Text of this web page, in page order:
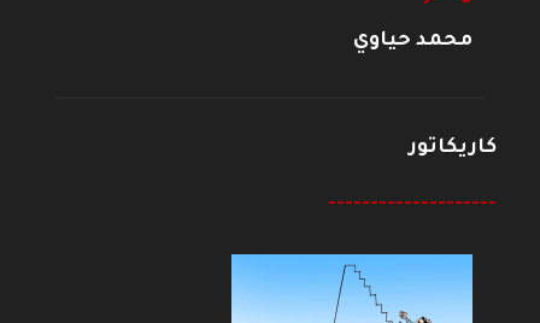
محمد حياوي
كاريكاتور
--------------------